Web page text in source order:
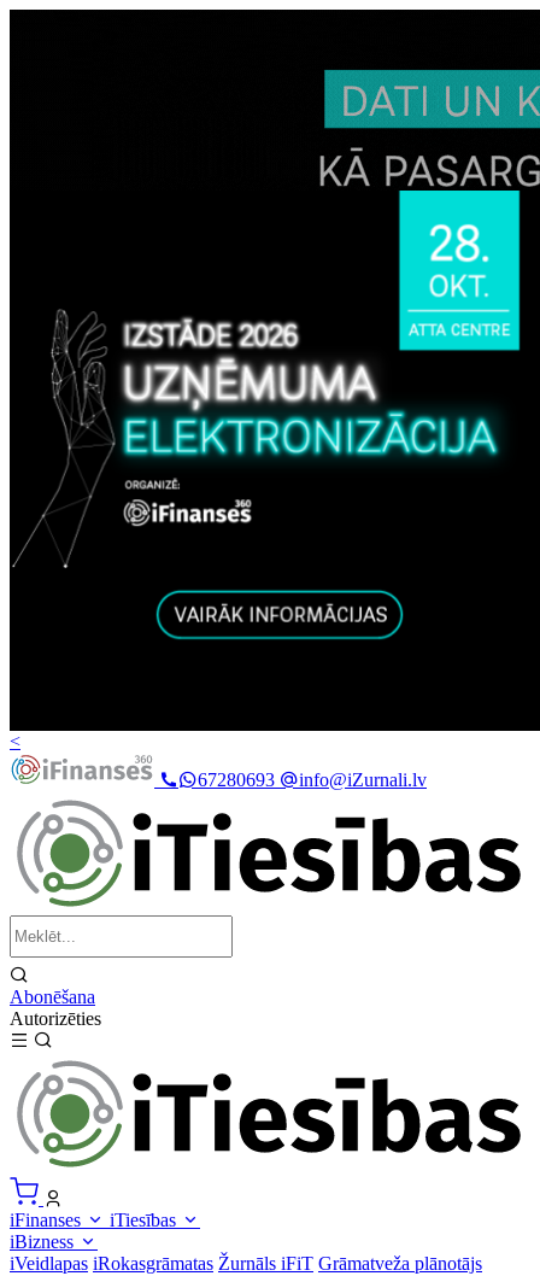
<
67280693
info@iZurnali.lv
Abonēšana
Autorizēties
iFinanses
iTiesības
iBizness
iVeidlapas iRokasgrāmatas Žurnāls iFiT Grāmatveža plānotājs